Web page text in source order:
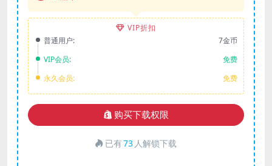
VIP折扣
普通用户:
7金币
VIP会员:
免费
永久会员:
免费
购买下载权限
已有73 人解锁下载